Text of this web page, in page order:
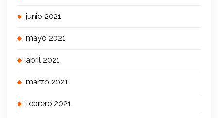
junio 2021
mayo 2021
abril 2021
marzo 2021
febrero 2021